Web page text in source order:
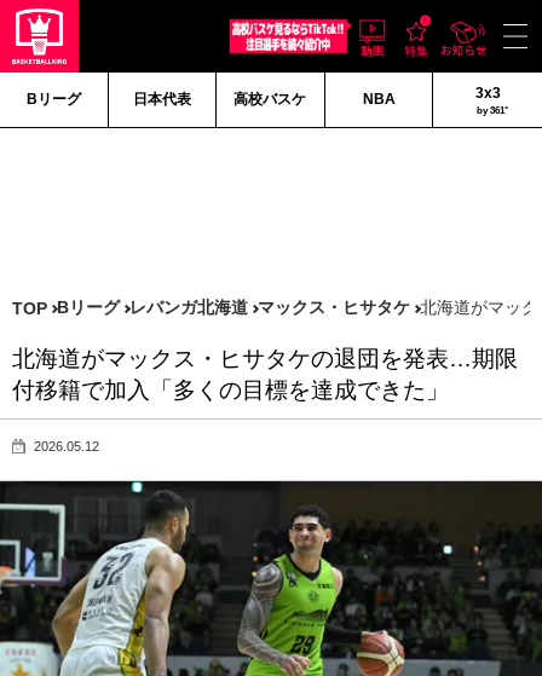
Bリーグ 日本代表 高校バスケ NBA 3x3
by 361°
TOP Bリーグ レバンガ北海道 マックス・ヒサタケ 北海道がマッ
北海道がマックス・ヒサタケの退団を発表…期限
付移籍で加入「多くの目標を達成できた」
2026.05.12